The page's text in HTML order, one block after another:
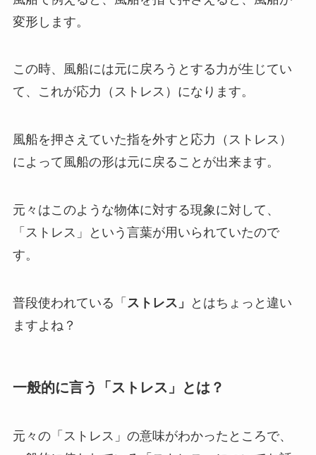
変形します。
この時、風船には元に戻ろうとする力が生じてい
て、これが応力（ストレス）になります。
風船を押さえていた指を外すと応力（ストレス）
によって風船の形は元に戻ることが出来ます。
元々はこのような物体に対する現象に対して、
「ストレス」という言葉が用いられていたので
す。
普段使われている「 ストレス」
とはちょっと違い
ますよね？
一般的に言う「ストレス」とは？
元々の「ストレス」の意味がわかったところで、